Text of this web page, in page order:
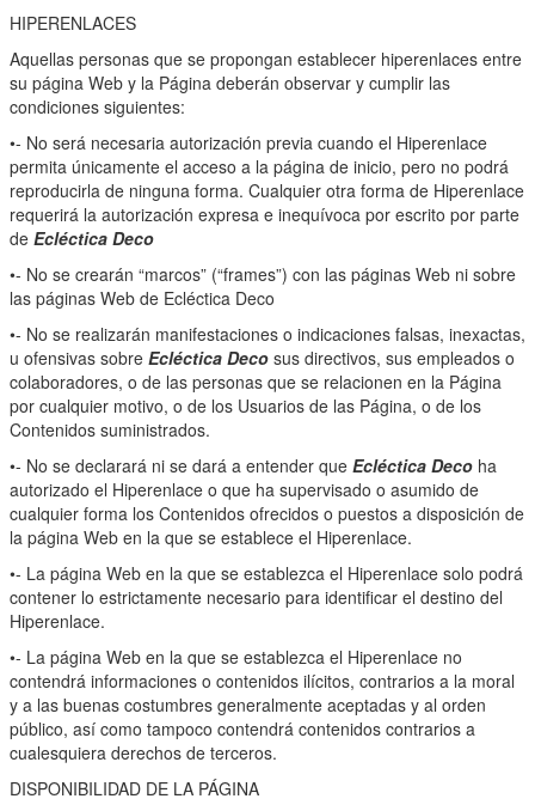
HIPERENLACES
Aquellas personas que se propongan establecer hiperenlaces entre
su página Web y la Página deberán observar y cumplir las
condiciones siguientes:
•- No será necesaria autorización previa cuando el Hiperenlace
permita únicamente el acceso a la página de inicio, pero no podrá
reproducirla de ninguna forma. Cualquier otra forma de Hiperenlace
requerirá la autorización expresa e inequívoca por escrito por parte
de Ecléctica Deco
•- No se crearán “marcos” (“frames”) con las páginas Web ni sobre
las páginas Web de Ecléctica Deco
•- No se realizarán manifestaciones o indicaciones falsas, inexactas,
u ofensivas sobre Ecléctica Deco sus directivos, sus empleados o
colaboradores, o de las personas que se relacionen en la Página
por cualquier motivo, o de los Usuarios de las Página, o de los
Contenidos suministrados.
•- No se declarará ni se dará a entender que Ecléctica Deco ha
autorizado el Hiperenlace o que ha supervisado o asumido de
cualquier forma los Contenidos ofrecidos o puestos a disposición de
la página Web en la que se establece el Hiperenlace.
•- La página Web en la que se establezca el Hiperenlace solo podrá
contener lo estrictamente necesario para identificar el destino del
Hiperenlace.
•- La página Web en la que se establezca el Hiperenlace no
contendrá informaciones o contenidos ilícitos, contrarios a la moral
y a las buenas costumbres generalmente aceptadas y al orden
público, así como tampoco contendrá contenidos contrarios a
cualesquiera derechos de terceros.
DISPONIBILIDAD DE LA PÁGINA